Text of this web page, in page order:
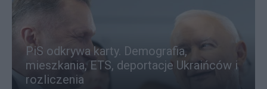
PiS odkrywa karty. Demografia,
mieszkania, ETS, deportacje Ukraińców i
rozliczenia